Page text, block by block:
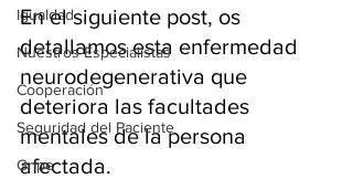
Igualdad
Nuestros Especialistas
Cooperación
Seguridad del Paciente
Gripe
En el siguiente post, os
detallamos esta enfermedad
neurodegenerativa que
deteriora las facultades
mentales de la persona
afectada.